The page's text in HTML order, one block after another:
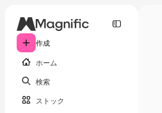
作成
ホーム
検索
ストック